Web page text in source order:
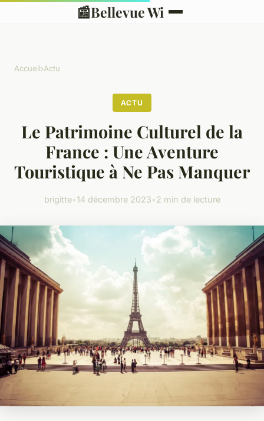
📰Bellevue Wi
Accueil›Actu
ACTU
Le Patrimoine Culturel de la
France : Une Aventure
Touristique à Ne Pas Manquer
brigitte•14 décembre 2023•2 min de lecture